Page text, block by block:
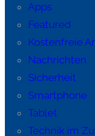
Apps
Featured
Kostenfreie
Nachrichten
Sicherheit
Smartphone
Tablet
Technik im